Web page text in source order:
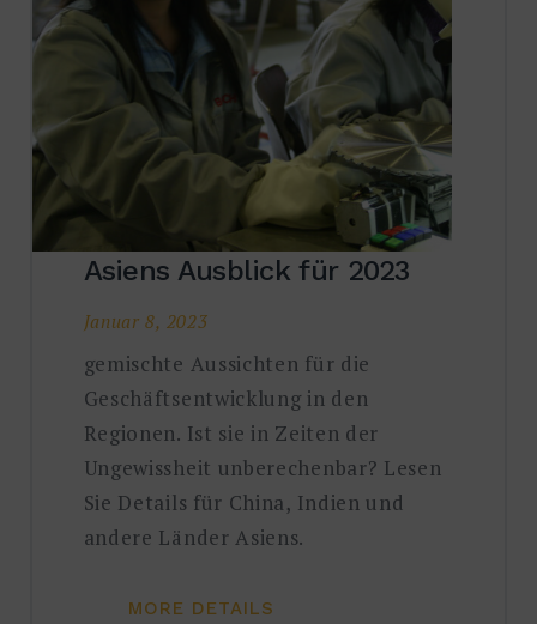
Asiens Ausblick für 2023
Januar 8, 2023
gemischte Aussichten für die
Geschäftsentwicklung in den
Regionen. Ist sie in Zeiten der
Ungewissheit unberechenbar? Lesen
Sie Details für China, Indien und
andere Länder Asiens.
MORE DETAILS